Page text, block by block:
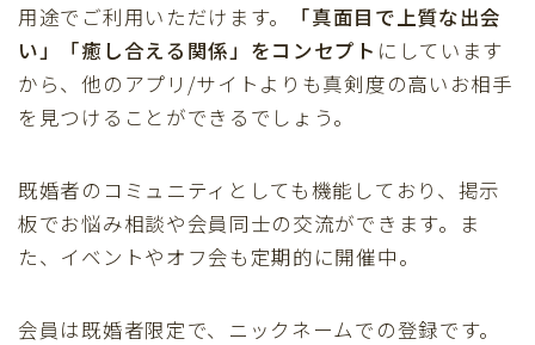
用途でご利用いただけます。
「真面目で上質な出会
い」「癒し合える関係」をコンセプト にしています
から、他のアプリ/サイトよりも真剣度の高いお相手
を見つけることができるでしょう。
既婚者のコミュニティとしても機能しており、掲示
板でお悩み相談や会員同士の交流ができます。ま
た、イベントやオフ会も定期的に開催中。
会員は既婚者限定で、ニックネームでの登録です。